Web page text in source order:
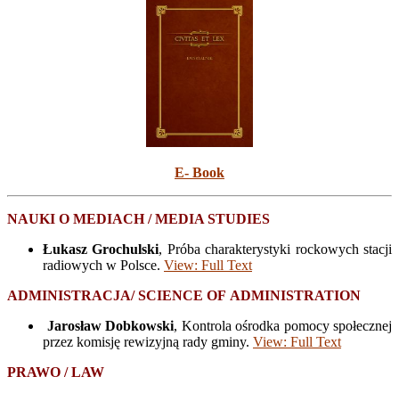
E- Book
NAUKI O MEDIACH / MEDIA STUDIES
Łukasz Grochulski, Próba charakterystyki rockowych stacji
radiowych w Polsce. View: Full Text
ADMINISTRACJA/SCIENCE OF ADMINISTRATION
Jarosław Dobkowski, Kontrola ośrodka pomocy społecznej
przez komisję rewizyjną rady gminy. View: Full Text
PRAWO / LAW